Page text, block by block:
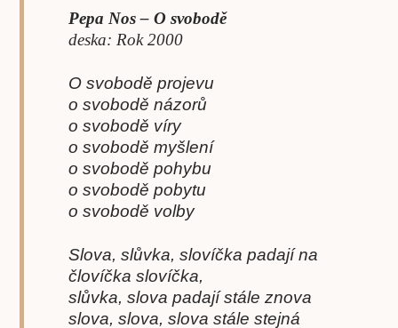
Pepa Nos – O svobodě
deska: Rok 2000
O svobodě projevu
o svobodě názorů
o svobodě víry
o svobodě myšlení
o svobodě pohybu
o svobodě pobytu
o svobodě volby
Slova, slůvka, slovíčka padají na
človíčka slovíčka,
slůvka, slova padají stále znova
slova, slova, slova stále stejná